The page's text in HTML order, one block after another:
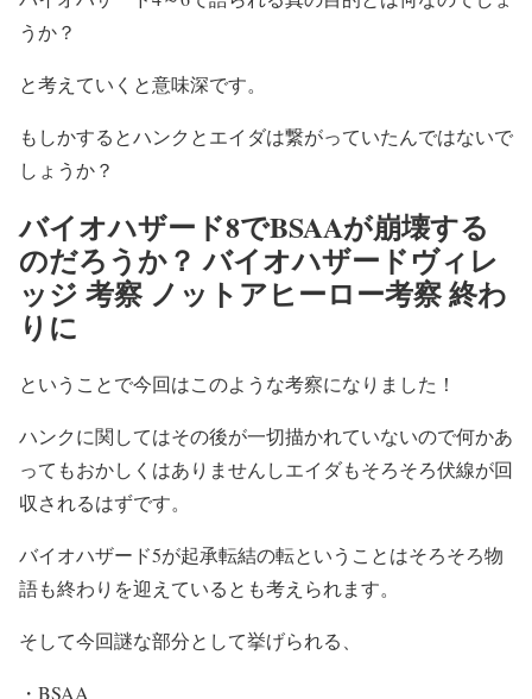
うか？
と考えていくと意味深です。
もしかするとハンクとエイダは繋がっていたんではないで
しょうか？
バイオハザード8でBSAAが崩壊する
のだろうか？ バイオハザードヴィレ
ッジ 考察 ノットアヒーロー考察 終わ
りに
ということで今回はこのような考察になりました！
ハンクに関してはその後が一切描かれていないので何かあ
ってもおかしくはありませんしエイダもそろそろ伏線が回
収されるはずです。
バイオハザード5が起承転結の転ということはそろそろ物
語も終わりを迎えているとも考えられます。
そして今回謎な部分として挙げられる、
・BSAA